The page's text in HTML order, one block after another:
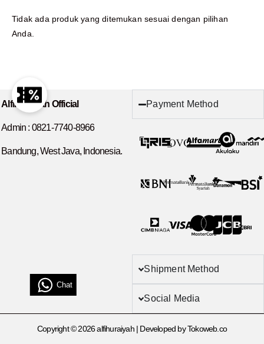
Tidak ada produk yang ditemukan sesuai dengan pilihan
Anda.
Alfihuraiyah Official
Admin : 0821-7740-8966
Bandung, West Java, Indonesia.
Payment Method
Shipment Method
Social Media
Copyright © 2026 alfihuraiyah | Developed by Tokoweb.co
Chat